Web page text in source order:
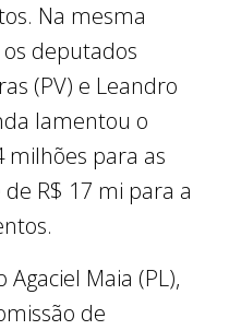
Na mesma
deputados
(PV) e Leandro
lamentou o
milhões para as
R$ 17 mi para a
Maia (PL),
de